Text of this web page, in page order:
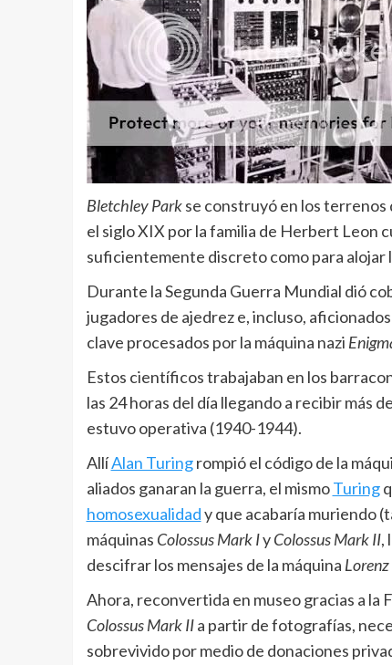
Bletchley Parkse construyó en los terrenos
el siglo XIX por la familia de Herbert Leon
suficientemente discreto como para alojar
Durante la Segunda Guerra Mundial dió
jugadores de ajedrez e, incluso,
clave procesados por la máquina nazi
Estos científicos trabajaban en los
las 24 horas del día llegando a recibir más
estuvo operativa (1940-1944).
AllíAlan Turingrompió el código de la
aliados ganaran la guerra, el mismoTuring
homosexualidady que acabaría muriendo
máquinas Colossus Mark IyColossus Mark II,
descifrar los mensajes de la máquina
Ahora, reconvertida en museo gracias a la
Colossus Mark IIa partir de fotografías,
sobrevivido por medio de donaciones